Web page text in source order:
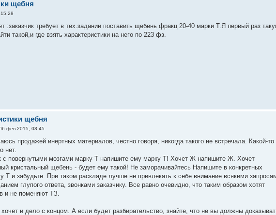
щебня
:заказчик требует в тех.задании поставить щебень фракц 20-40 марки Т.Я первый раз
такой,и где взять характеристики на него по 223 фз.
щебня
фев 2015, 08:45
продажей инертных материалов, честно говоря, никогда такого не встречала. Какой-то
нет.
с повернутыми мозгами марку Т напишите ему марку Т! Хочет Ж напишите Ж. Хочет
кристальный щебень - будет ему такой! Не заморачивайтесь Напишите в конкретных
Т и забудьте. При таком раскладе лучше не привлекать к себе внимание всякими
глупого ответа, звонками заказчику. Все равно очевидно, что таким образом хотят
и не поменяют ТЗ.
и дело с концом. А если будет разбирательство, знайте, что не вы должны